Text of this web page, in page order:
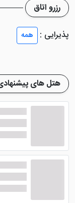
امکانات
هتل البرز تهران
اتاق‌ ها مطابق
امکاناتی از
یخچال، حمام،
رستورانی را
رزرو اتاق
پذیرایی :
همه
هتل های